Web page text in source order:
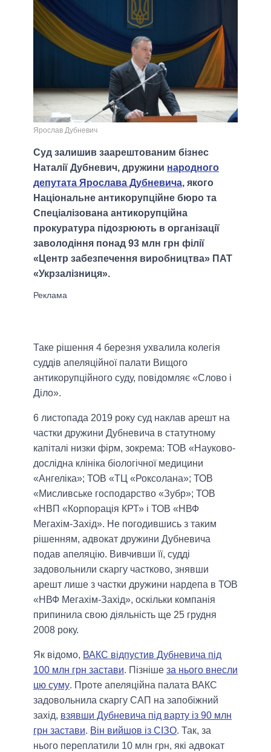
Ярослав Дубневич
Суд залишив заарештованим бізнес
Наталії Дубневич, дружини народного
депутата Ярослава Дубневича, якого
Національне антикорупційне бюро та
Спеціалізована антикорупційна
прокуратура підозрюють в організації
заволодіння понад 93 млн грн філії
«Центр забезпечення виробництва» ПАТ
«Укрзалізниця».
Таке рішення 4 березня ухвалила колегія
суддів апеляційної палати Вищого
антикорупційного суду, повідомляє «Слово і
Діло».
6 листопада 2019 року суд наклав арешт на
частки дружини Дубневича в статутному
капіталі низки фірм, зокрема: ТОВ «Науково-
дослідна клініка біологічної медицини
«Ангеліка»; ТОВ «ТЦ «Роксолана»; ТОВ
«Мисливське господарство «Зубр»; ТОВ
«НВП «Корпорація КРТ» і ТОВ «НВФ
Мегахім-Захід». Не погодившись з таким
рішенням, адвокат дружини Дубневича
подав апеляцію. Вивчивши її, судді
задовольнили скаргу частково, знявши
арешт лише з частки дружини нардепа в ТОВ
«НВФ Мегахім-Захід», оскільки компанія
припинила свою діяльність ще 25 грудня
2008 року.
Як відомо, ВАКС відпустив Дубневича під
100 млн грн застави. Пізніше за нього внесли
цю суму. Проте апеляційна палата ВАКС
задовольнила скаргу САП на запобіжний
захід, взявши Дубневича під варту із 90 млн
грн застави. Він вийшов із СІЗО. Так, за
нього переплатили 10 млн грн, які адвокат